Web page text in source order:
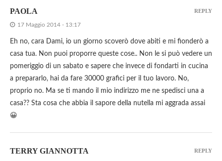
PAOLA
17 Maggio 2014 - 13:17
Eh no, cara Dami, io un giorno scoverò dove abiti e mi fionderò a
casa tua. Non puoi proporre queste cose.. Non le si può vedere un
pomeriggio di un sabato e sapere che invece di fondarti in cucina
a prepararlo, hai da fare 30000 grafici per il tuo lavoro. No,
proprio no. Ma se ti mando il mio indirizzo me ne spedisci una a
casa?? Sta cosa che abbia il sapore della nutella mi aggrada assai
😀
REPLY
TERRY GIANNOTTA REPLY